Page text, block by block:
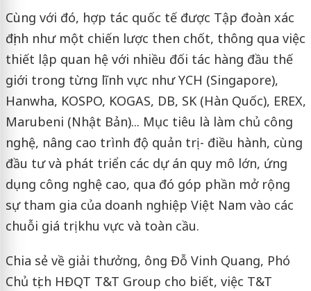
Cùng với đó, hợp tác quốc tế được Tập đoàn xác
định như một chiến lược then chốt, thông qua việc
thiết lập quan hệ với nhiều đối tác hàng đầu thế
giới trong từng lĩnh vực như YCH (Singapore),
Hanwha, KOSPO, KOGAS, DB, SK (Hàn Quốc), EREX,
Marubeni (Nhật Bản)... Mục tiêu là làm chủ công
nghệ, nâng cao trình độ quản trị - điều hành, cùng
đầu tư và phát triển các dự án quy mô lớn, ứng
dụng công nghệ cao, qua đó góp phần mở rộng
sự tham gia của doanh nghiệp Việt Nam vào các
chuỗi giá trị khu vực và toàn cầu.
Chia sẻ về giải thưởng, ông Đỗ Vinh Quang, Phó
Chủ tịch HĐQT T&T Group cho biết, việc T&T